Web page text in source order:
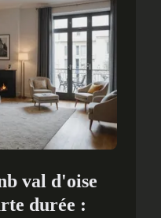
val d'oise
durée :